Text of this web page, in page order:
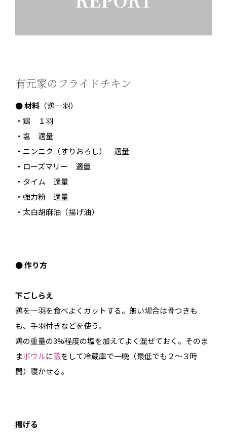
有元家のフライドチキン
● 材料 （鶏一羽）
・鶏 １羽
・塩 適量
・ニンニク（すりおろし） 適量
・ローズマリー 適量
・タイム 適量
・強力粉 適量
・太白胡麻油（揚げ油）
● 作り方
下ごしらえ
鶏を一羽を食べよくカットする。無い場合は骨つきも
も、手羽付きなどを使う。
鶏の重量の3%程度の塩を加えてよく混ぜておく。そのま
まボウルに蓋をして冷蔵庫で一晩（最低でも２〜３時
間）寝かせる。
揚げる